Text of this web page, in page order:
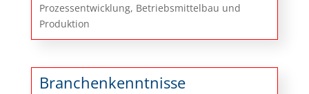
Prozessentwicklung, Betriebsmittelbau und
Produktion
Branchenkenntnisse